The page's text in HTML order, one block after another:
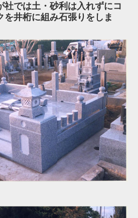
社では土・砂利は入れずにコ
を井桁に組み石張りをしま